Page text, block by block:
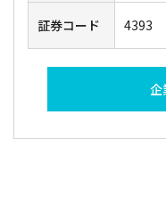
証券コード 4393
企